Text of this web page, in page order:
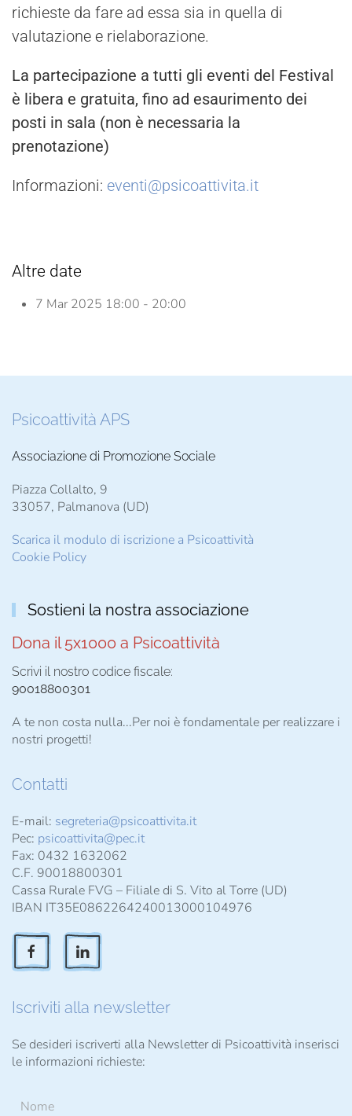
richieste da fare ad essa sia in quella di
valutazione e rielaborazione.
La partecipazione a tutti gli eventi del Festival
è libera e gratuita, fino ad esaurimento dei
posti in sala (non è necessaria la
prenotazione)
Informazioni: eventi@psicoattivita.it
Altre date
7 Mar 2025 18:00 - 20:00
Psicoattività APS
Associazione di Promozione Sociale
Piazza Collalto, 9
33057, Palmanova (UD)
Scarica il modulo di iscrizione a Psicoattività
Cookie Policy
Sostieni la nostra associazione
Dona il 5x1000 a Psicoattività
Scrivi il nostro codice fiscale:
90018800301
A te non costa nulla...Per noi è fondamentale per realizzare i
nostri progetti!
Contatti
E-mail: segreteria@psicoattivita.it
Pec: psicoattivita@pec.it
Fax: 0432 1632062
C.F. 90018800301
Cassa Rurale FVG – Filiale di S. Vito al Torre (UD)
IBAN IT35E0862264240013000104976
Iscriviti alla newsletter
Se desideri iscriverti alla Newsletter di Psicoattività inserisci
le informazioni richieste: